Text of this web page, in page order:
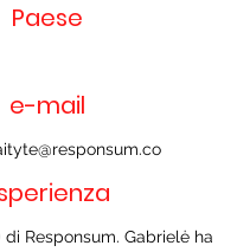
Paese
e-mail
di Responsum. Gabrielė ha